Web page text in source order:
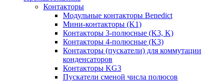
Контакторы
Модульные контакторы Benedict
Мини-контакторы (K1)
Контакторы 3-полюсные (K3, K)
Контакторы 4-полюсные (K3)
Контакторы (пускатели) для коммутации
конденсаторов
Контакторы KG3
Пускатели сменой числа полюсов